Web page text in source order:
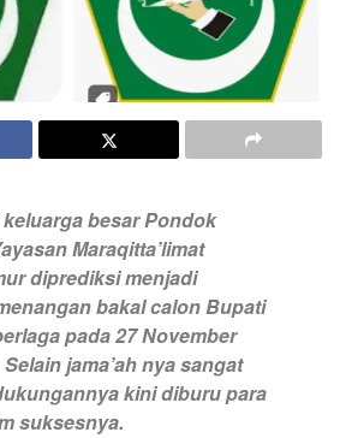
besar Pondok
Maraqitta’limat
diprediksi menjadi
bakal calon Bupati
pada 27 November
jama’ah nya sangat
kini diburu para
suksesnya.